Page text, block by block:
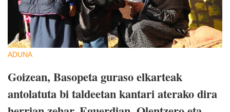
ADUNA
Goizean, Basopeta guraso elkarteak
antolatuta bi taldeetan kantari aterako dira